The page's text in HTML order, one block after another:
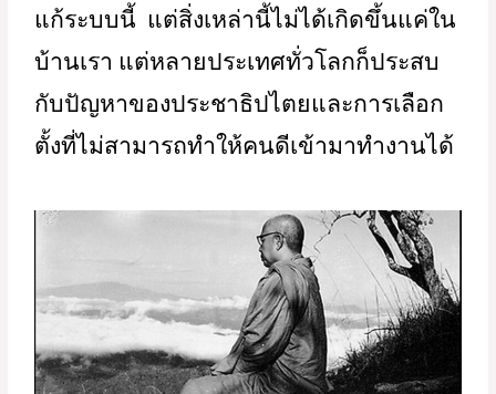
พวก หลายอย่างมันพัวพันกันไปหมด จน
ทำให้เราจนปัญญาว่าจะสร้างระบบอะไรที่
ทำให้คนดีได้เข้ามาปกครองบ้านเมือง ซึ่ง
มันยังไม่มี และเป็นเรื่องที่ใหญ่มากๆ ที่จะ
บ้านเรา แต่หลายประเทศทั่วโลกก็ประสบ
กับปัญหาของประชาธิปไตยและการเลือก
ตั้งที่ไม่สามารถทำให้คนดีเข้ามาทำงานได้